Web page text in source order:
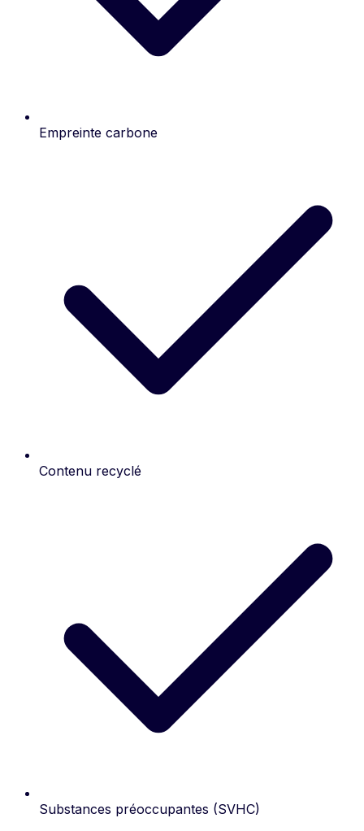
Empreinte carbone
Contenu recyclé
Substances préoccupantes (SVHC)